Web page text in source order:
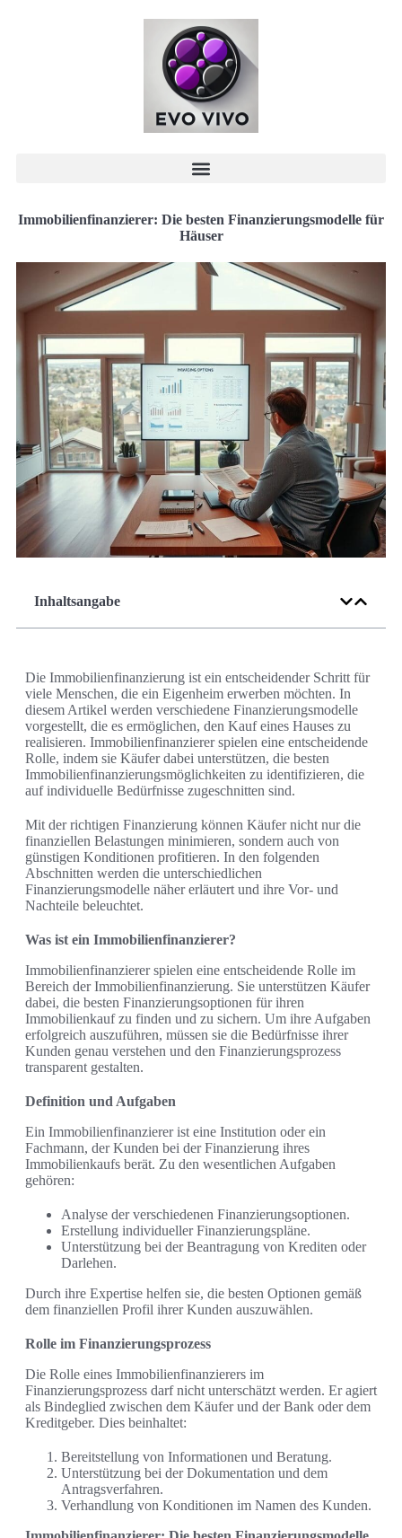
Immobilienfinanzierer: Die besten Finanzierungsmodelle für
Häuser
Inhaltsangabe
Die Immobilienfinanzierung ist ein entscheidender Schritt für
viele Menschen, die ein Eigenheim erwerben möchten. In
diesem Artikel werden verschiedene Finanzierungsmodelle
vorgestellt, die es ermöglichen, den Kauf eines Hauses zu
realisieren. Immobilienfinanzierer spielen eine entscheidende
Rolle, indem sie Käufer dabei unterstützen, die besten
Immobilienfinanzierungsmöglichkeiten zu identifizieren, die
auf individuelle Bedürfnisse zugeschnitten sind.
Mit der richtigen Finanzierung können Käufer nicht nur die
finanziellen Belastungen minimieren, sondern auch von
günstigen Konditionen profitieren. In den folgenden
Abschnitten werden die unterschiedlichen
Finanzierungsmodelle näher erläutert und ihre Vor- und
Nachteile beleuchtet.
Was ist ein Immobilienfinanzierer?
Immobilienfinanzierer spielen eine entscheidende Rolle im
Bereich der Immobilienfinanzierung. Sie unterstützen Käufer
dabei, die besten Finanzierungsoptionen für ihren
Immobilienkauf zu finden und zu sichern. Um ihre Aufgaben
erfolgreich auszuführen, müssen sie die Bedürfnisse ihrer
Kunden genau verstehen und den Finanzierungsprozess
transparent gestalten.
Definition und Aufgaben
Ein Immobilienfinanzierer ist eine Institution oder ein
Fachmann, der Kunden bei der Finanzierung ihres
Immobilienkaufs berät. Zu den wesentlichen Aufgaben
gehören:
Analyse der verschiedenen Finanzierungsoptionen.
Erstellung individueller Finanzierungspläne.
Unterstützung bei der Beantragung von Krediten oder
Darlehen.
Durch ihre Expertise helfen sie, die besten Optionen gemäß
dem finanziellen Profil ihrer Kunden auszuwählen.
Rolle im Finanzierungsprozess
Die Rolle eines Immobilienfinanzierers im
Finanzierungsprozess darf nicht unterschätzt werden. Er agiert
als Bindeglied zwischen dem Käufer und der Bank oder dem
Kreditgeber. Dies beinhaltet:
Bereitstellung von Informationen und Beratung.
Unterstützung bei der Dokumentation und dem
Antragsverfahren.
Verhandlung von Konditionen im Namen des Kunden.